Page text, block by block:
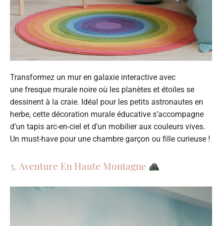
Transformez un mur en galaxie interactive avec
une fresque murale noire où les planètes et étoiles se
dessinent à la craie. Idéal pour les petits astronautes en
herbe, cette décoration murale éducative s’accompagne
d’un tapis arc-en-ciel et d’un mobilier aux couleurs vives.
Un must-have pour une chambre garçon ou fille curieuse !
3. Aventure En Haute Montagne